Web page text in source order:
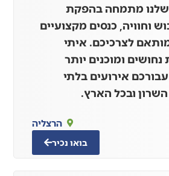
שלנו מתמחה בהפקת
וחוויה, כנסים מקצועיים
לצרכיכם. איתי
ומוכנים יותר
אירועים בלתי
ובכל הארץ.
הרצליה
בואו נכיר